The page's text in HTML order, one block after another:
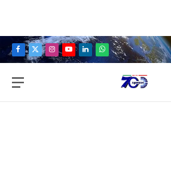
Facebook
X
Instagram
YouTubeLinkedInWhatsApp